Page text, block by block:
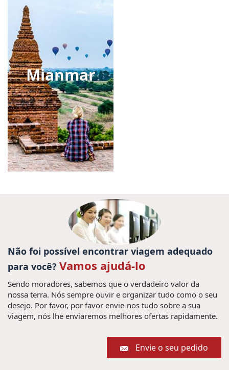
Mianmar
Não foi possível encontrar viagem adequado
para você? Vamos ajudá-lo
Sendo moradores, sabemos que o verdadeiro valor da
nossa terra. Nós sempre ouvir e organizar tudo como o seu
desejo. Por favor, por favor envie-nos tudo sobre a sua
viagem, nós lhe enviaremos melhores ofertas rapidamente.
Envie o seu pedido